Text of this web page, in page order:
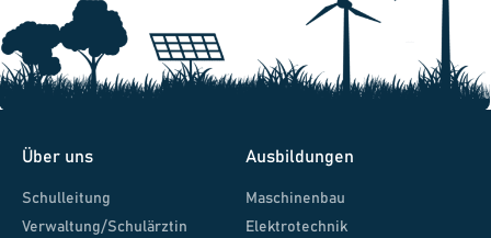
Über uns
Schulleitung
Verwaltung/Schulärztin
Ausbildungen
Maschinenbau
Elektrotechnik